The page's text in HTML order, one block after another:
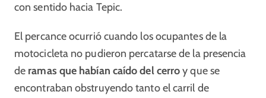
con sentido hacia Tepic.
El percance ocurrió cuando los ocupantes de la
motocicleta no pudieron percatarse de la presencia
de ramas que habían caído del cerroy que se
encontraban obstruyendo tanto el carril de